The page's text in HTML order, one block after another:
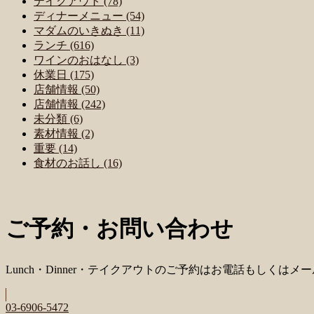
ディナーメニュー (54)
マダムのいきぬき (11)
ランチ (616)
ワインのおはなし (3)
休業日 (175)
店舗情報 (50)
店舗情報 (242)
未分類 (6)
素材情報 (2)
重要 (14)
食材のお話し (16)
ご予約・お問い合わせ
Lunch・Dinner・テイクアウトのご予約はお電話もしくはメー
03-6906-5472